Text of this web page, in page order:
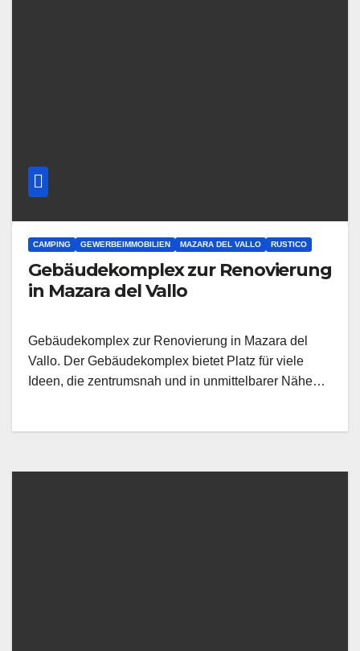
CAMPING GEWERBEIMMOBILIEN MAZARA DEL VALLO RUSTICO
Gebäudekomplex zur Renovierung
in Mazara del Vallo
Gebäudekomplex zur Renovierung in Mazara del
Vallo. Der Gebäudekomplex bietet Platz für viele
Ideen, die zentrumsnah und in unmittelbarer Nähe…